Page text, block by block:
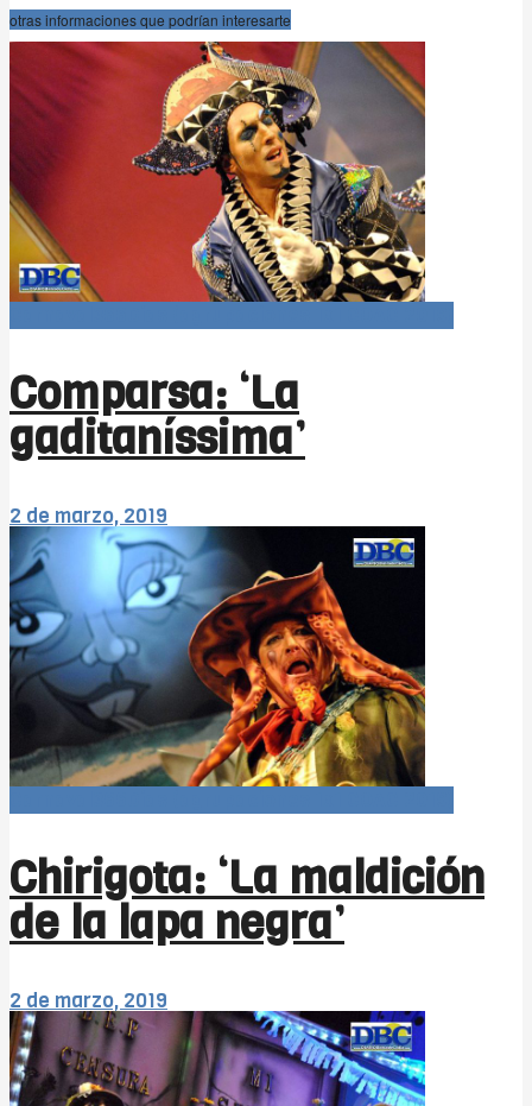
otras informaciones que podrían interesarte
Comparsa: ‘La
gaditaníssima’
2 de marzo, 2019
Chirigota: ‘La maldición
de la lapa negra’
2 de marzo, 2019